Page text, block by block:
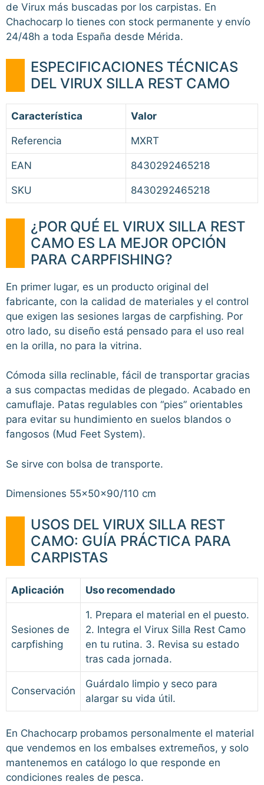
de Virux más buscadas por los carpistas. En
Chachocarp lo tienes con stock permanente y envío
24/48h a toda España desde Mérida.
ESPECIFICACIONES TÉCNICAS
DEL VIRUX SILLA REST CAMO
Característica Valor
Referencia MXRT
EAN 8430292465218
SKU 8430292465218
¿POR QUÉ EL VIRUX SILLA REST
CAMO ES LA MEJOR OPCIÓN
PARA CARPFISHING?
En primer lugar, es un producto original del
fabricante, con la calidad de materiales y el control
que exigen las sesiones largas de carpfishing. Por
otro lado, su diseño está pensado para el uso real
en la orilla, no para la vitrina.
Cómoda silla reclinable, fácil de transportar gracias
a sus compactas medidas de plegado. Acabado en
camuflaje. Patas regulables con “pies” orientables
para evitar su hundimiento en suelos blandos o
fangosos (Mud Feet System).
Se sirve con bolsa de transporte.
Dimensiones 55x50x90/110 cm
USOS DEL VIRUX SILLA REST
CAMO: GUÍA PRÁCTICA PARA
CARPISTAS
Aplicación Uso recomendado
Sesiones de
carpfishing
1. Prepara el material en el puesto.
2. Integra el Virux Silla Rest Camo
en tu rutina. 3. Revisa su estado
tras cada jornada.
Conservación
Guárdalo limpio y seco para
alargar su vida útil.
En Chachocarp probamos personalmente el material
que vendemos en los embalses extremeños, y solo
mantenemos en catálogo lo que responde en
condiciones reales de pesca.